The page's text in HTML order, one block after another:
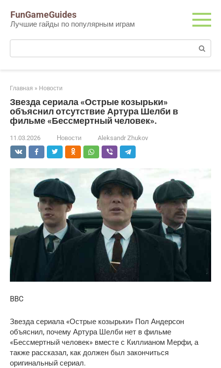
контенту
FunGameGuides
Лучшие гайды по популярным играм
Поиск:
Главная » Новости
Звезда сериала «Острые козырьки»
объяснил отсутствие Артура Шелби в
фильме «Бессмертный человек».
11.03.2026 Новости Aleksandr Zhukov
BBC
Звезда сериала «Острые козырьки» Пол Андерсон
объяснил, почему Артура Шелби нет в фильме
«Бессмертный человек» вместе с Киллианом Мерфи, а
также рассказал, как должен был закончиться
оригинальный сериал.